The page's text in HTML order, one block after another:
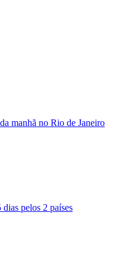
manhã no Rio de Janeiro
pelos 2 países